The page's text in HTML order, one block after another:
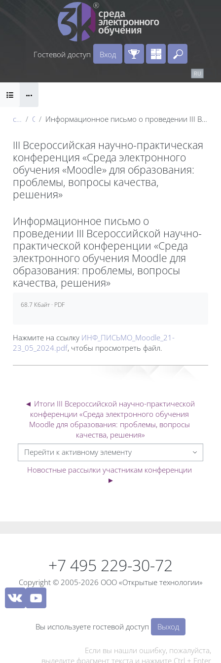
Перейти к основному содержанию
Гостевой доступ
Вход
RU
Блоки
conf_2024 Секция 1 Информационное письмо о проведении III Всероссийской научно-практической конференции «Среда электронного обучения Moodle для образования: проблемы, вопросы качества, решения»
III Всероссийская научно-практическая
конференция «Среда электронного
обучения «Moodle» для образования:
проблемы, вопросы качества,
решения»
Блоки
Информационное письмо о
проведении III Всероссийской научно-
практической конференции «Среда
электронного обучения Moodle для
образования: проблемы, вопросы
качества, решения»
68.7 Кбайт · PDF
Нажмите на ссылку ИНФ_ПИСЬМО_Moodle_21-
23_05_2024.pdf, чтобы просмотреть файл.
◄ Итоги III Всероссийской научно-практической
конференции «Среда электронного обучения
Moodle для образования: проблемы, вопросы
качества, решения»
Перейти к активному элементу
Новостные рассылки участникам конференции
►
+7 495 229-30-72
Copyright © 2005-2026 ООО «Открытые технологии»
Вы используете гостевой доступ Выход
Если вы нашли ошибку, пожалуйста,
выделите фрагмент текста и нажмите Ctrl + Enter